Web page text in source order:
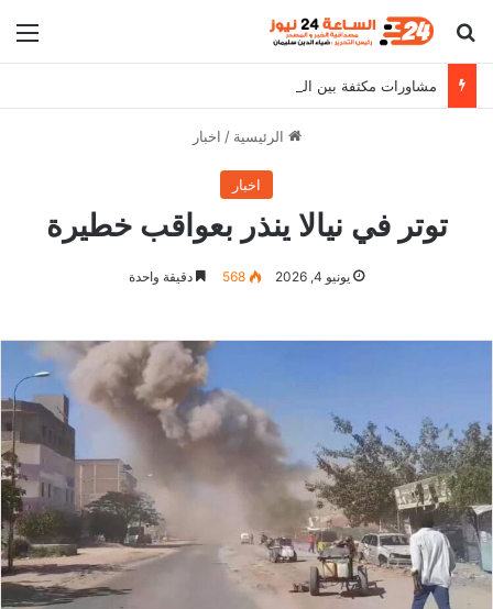
بحث عن
مشاورات مكثفة بين البرهان وأصحاب المصلحة في الخرطوم
الرئيسية / اخبار
اخبار
توتر في نيالا ينذر بعواقب خطيرة
يونيو 4, 2026 568 دقيقة واحدة